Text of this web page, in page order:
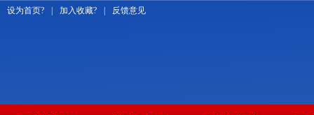
设为首页? 加入收藏? 反馈意见